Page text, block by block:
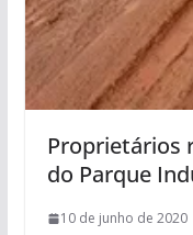
Proprietários
do Parque
10 de junho de 2020